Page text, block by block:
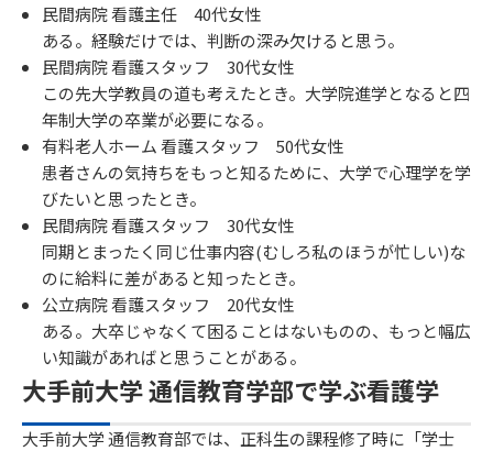
民間病院 看護主任 40代女性
ある。経験だけでは、判断の深み欠けると思う。
民間病院 看護スタッフ 30代女性
この先大学教員の道も考えたとき。大学院進学となると四
年制大学の卒業が必要になる。
有料老人ホーム 看護スタッフ 50代女性
患者さんの気持ちをもっと知るために、大学で心理学を学
びたいと思ったとき。
民間病院 看護スタッフ 30代女性
同期とまったく同じ仕事内容(むしろ私のほうが忙しい)な
のに給料に差があると知ったとき。
公立病院 看護スタッフ 20代女性
ある。大卒じゃなくて困ることはないものの、もっと幅広
い知識があればと思うことがある。
大手前大学 通信教育学部で学ぶ看護学
大手前大学 通信教育部では、正科生の課程修了時に「学士